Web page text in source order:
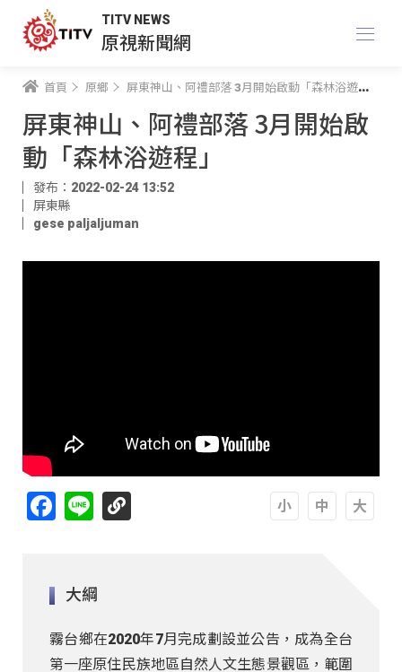
TITV NEWS
原視新聞網
首頁 原鄉 屏東神山、阿禮部落 3月開始啟動「森林浴遊程」
屏東神山、阿禮部落 3月開始啟
動「森林浴遊程」
發布：2022-02-24 13:52
屏東縣
gese paljaljuman
Facebook
Line
大綱
霧台鄉在2020年7月完成劃設並公告，成為全台
第一座原住民族地區自然人文生態景觀區，範圍